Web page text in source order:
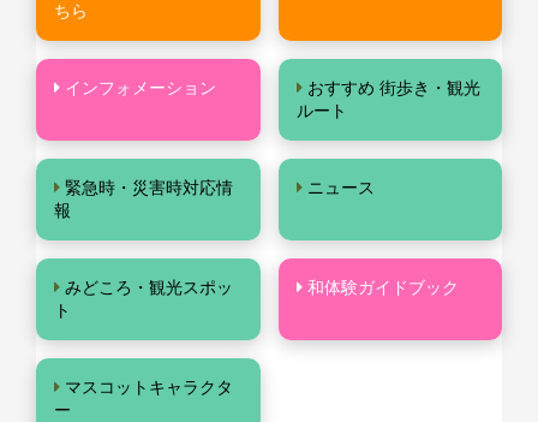
ちら
インフォメーション
おすすめ 街歩き・観光
ルート
緊急時・災害時対応情
報
ニュース
みどころ・観光スポッ
ト
和体験ガイドブック
マスコットキャラクタ
ー